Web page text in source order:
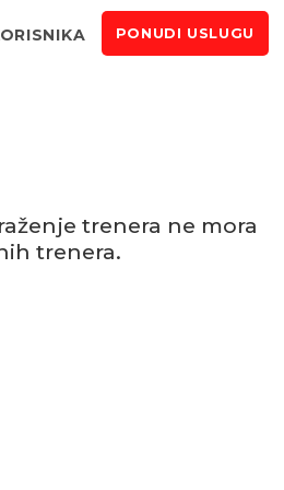
PONUDI USLUGU
trenera ne mora
trenera.